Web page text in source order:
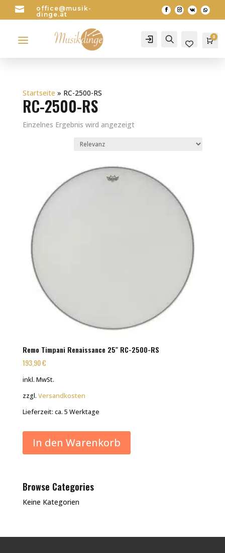

office@musik-
dinge.at
a Account Search 0
Startseite » RC-2500-RS
RC-2500-RS
Einzelnes Ergebnis wird angezeigt
Remo Timpani Renaissance 25″ RC-2500-RS
193,90€
inkl. MwSt.
zzgl. Versandkosten
Lieferzeit: ca. 5 Werktage
In den Warenkorb
Browse Categories
Keine Kategorien